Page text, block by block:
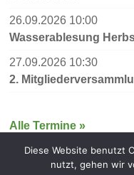
26.09.2026 10:00
Wasserablesung
27.09.2026 10:30
2.
Alle Termine »
Diese Website benutzt
nutzt, gehen wir